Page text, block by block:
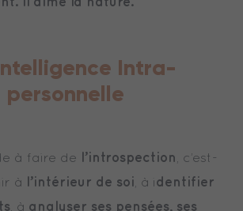
Intra-
personnelle
à faire de l’introspection , c’est-
à l’intérieur de soi , à i dentifier
, à analyser ses pensées, ses